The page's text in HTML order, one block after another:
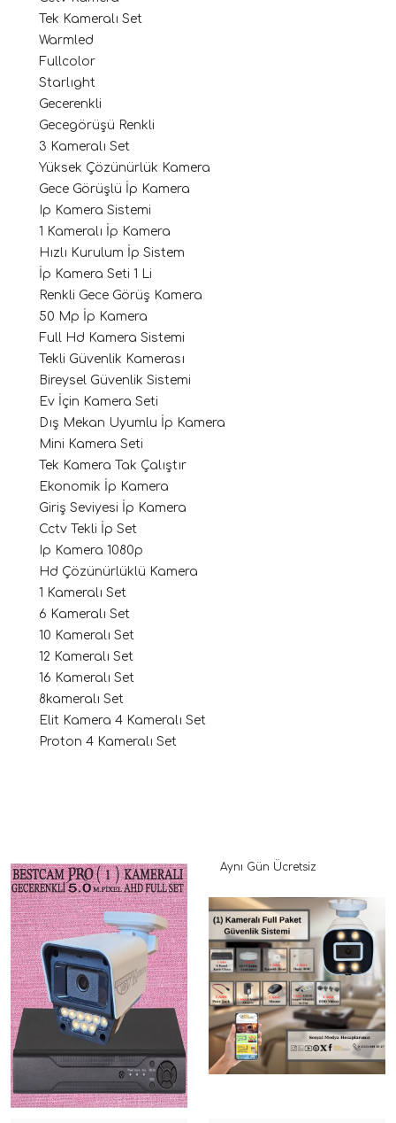
Tek Kameralı Set
Warmled
Fullcolor
Starlıght
Gecerenkli
Gecegörüşü Renkli
3 Kameralı Set
Yüksek Çözünürlük Kamera
Gece Görüşlü İp Kamera
Ip Kamera Sistemi
1 Kameralı İp Kamera
Hızlı Kurulum İp Sistem
İp Kamera Seti 1 Li
Renkli Gece Görüş Kamera
50 Mp İp Kamera
Full Hd Kamera Sistemi
Tekli Güvenlik Kamerası
Bireysel Güvenlik Sistemi
Ev İçin Kamera Seti
Dış Mekan Uyumlu İp Kamera
Mini Kamera Seti
Tek Kamera Tak Çalıştır
Ekonomik İp Kamera
Giriş Seviyesi İp Kamera
Cctv Tekli İp Set
Ip Kamera 1080p
Hd Çözünürlüklü Kamera
1 Kameralı Set
6 Kameralı Set
10 Kameralı Set
12 Kameralı Set
16 Kameralı Set
8kameralı Set
Elit Kamera 4 Kameralı Set
Proton 4 Kameralı Set
Aynı Gün Ücretsiz